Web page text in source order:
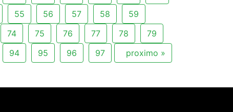
55 56 57 58
59
74 75 76 77 78
79
94 95 96 97 proximo »